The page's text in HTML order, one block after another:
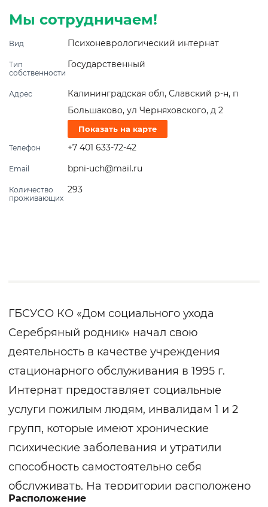
Мы сотрудничаем!
Вид Психоневрологический интернат
Тип
собственности
Государственный
Адрес
Калининградская обл, Славский р-н, п
Большаково, ул Черняховского, д 2
Показать на карте
Телефон +7 401 633-72-42
Email bpni-uch@mail.ru
Количество
проживающих
293
ГБСУСО КО «Дом социального ухода
Серебряный родник» начал свою
деятельность в качестве учреждения
стационарного обслуживания в 1995 г.
Интернат предоставляет социальные
услуги пожилым людям, инвалидам 1 и 2
групп, которые имеют хронические
психические заболевания и утратили
способность самостоятельно себя
обслуживать. На территории расположено
Расположение